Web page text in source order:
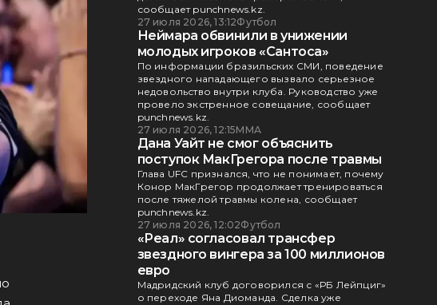
сообщает punchnews.kz.
27 июля 2026, 13:12Футбол
Неймара обвинили в унижении
молодых игроков «Сантоса»
По информации бразильских СМИ, поведение
звездного нападающего вызвало серьезное
недовольство внутри клуба. Руководство уже
провело экстренное совещание, сообщает
punchnews.kz.
27 июля 2026, 12:15ММА
Дана Уайт не смог объяснить
поступок МакГрегора после травмы
Глава UFC признался, что не понимает, почему
Конор МакГрегор продолжает тренироваться
после тяжелой травмы колена, сообщает
punchnews.kz.
27 июля 2026, 12:02Футбол
«Реал» согласовал трансфер
звездного вингера за 100 миллионов
евро
Мадридский клуб договорился с «РБ Лейпциг»
о переходе Яна Диоманда. Сделка уже